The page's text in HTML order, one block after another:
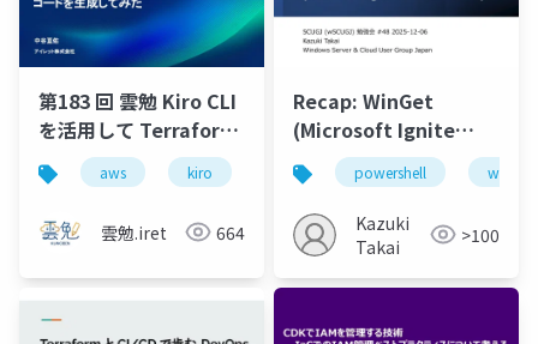
第183 回 雲勉 Kiro CLI
を活用して Terraform
コードを生成してみた
aws kiro 新卒 エンジニア 生成ai
雲勉.iret 664
Recap: WinGet
(Microsoft Ignite
2025 Edition)
powershell
Kazuki
Takai
>100